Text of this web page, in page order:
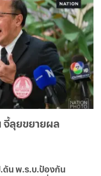
ลุยขยายผล
ดัน พ.ร.บ.ป้องกัน